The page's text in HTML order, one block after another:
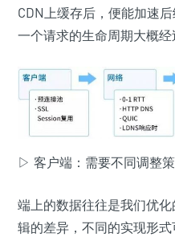
CDN上缓存后，便能加速
一个请求的生命周期大概经
▷ 客户端：需要不同调整
端上的数据往往是我们优
辑的差异，不同的实现形